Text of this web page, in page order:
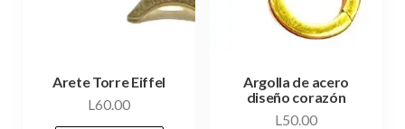
Arete Torre Eiffel
L60.00
Argolla de acero
diseño corazón
L50.00